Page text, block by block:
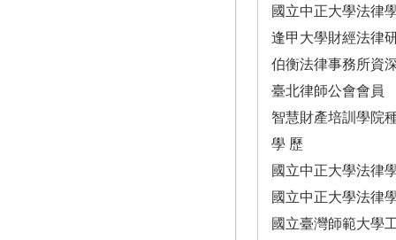
國立中正大學法律
逢甲大學財經法律
伯衡法律事務所資
臺北律師公會會員
智慧財產培訓學院
學 歷
國立中正大學法律
國立中正大學法律
國立臺灣師範大學